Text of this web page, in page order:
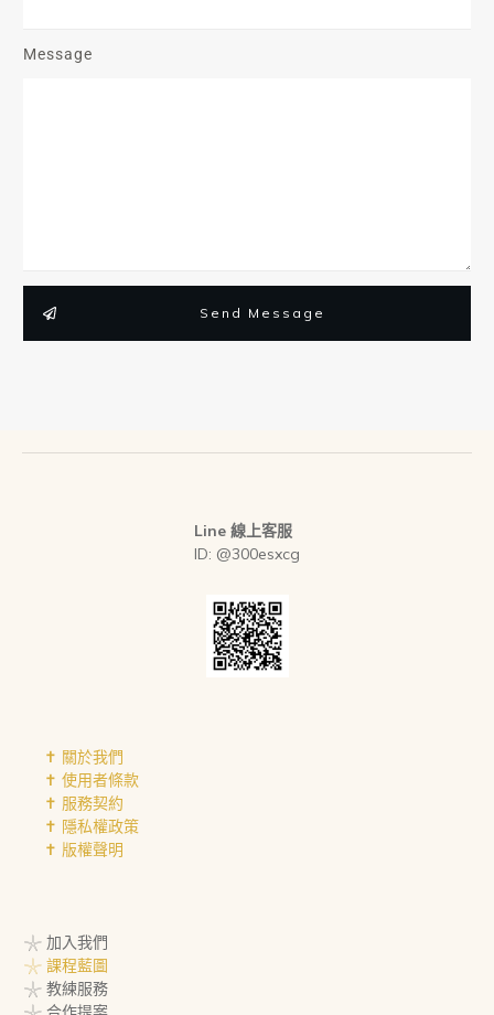
Message
Send Message
Line 線上客服
ID: @300esxcg
✝︎ 關於我們
✝︎ 使用者條款
✝︎ 服務契約
✝︎ 隱私權政策
✝︎ 版權聲明
𓇼 加入我們
𓇼 課程藍圖
𓇼 教練服務